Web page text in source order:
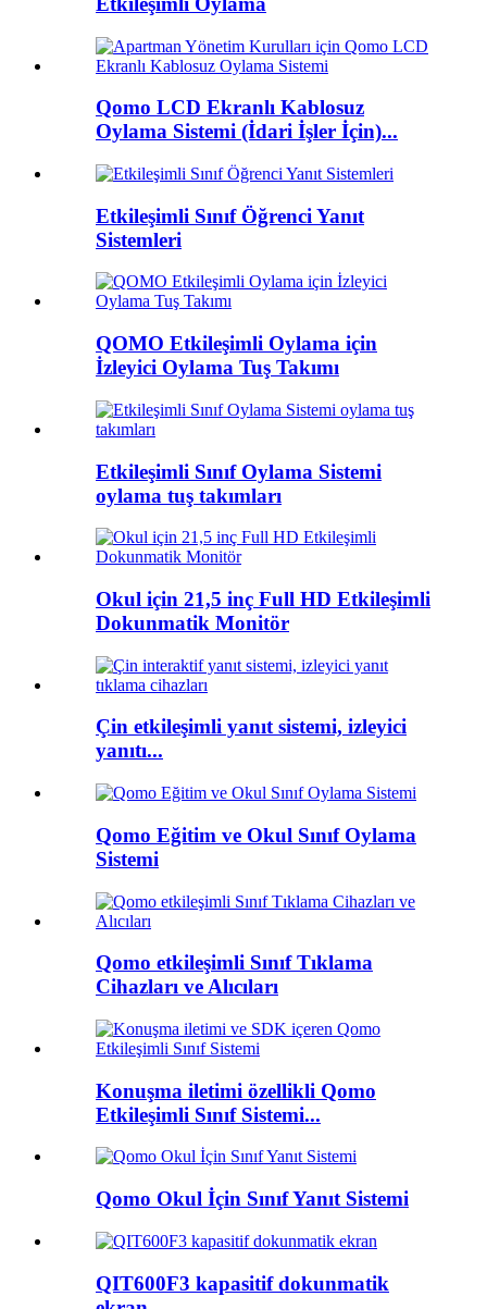
Qomo LCD Ekranlı Kablosuz
Oylama Sistemi (İdari İşler İçin)...
Etkileşimli Sınıf Öğrenci Yanıt
Sistemleri
QOMO Etkileşimli Oylama için
İzleyici Oylama Tuş Takımı
Etkileşimli Sınıf Oylama Sistemi
oylama tuş takımları
Okul için 21,5 inç Full HD Etkileşimli
Dokunmatik Monitör
Çin etkileşimli yanıt sistemi, izleyici
yanıtı...
Qomo Eğitim ve Okul Sınıf Oylama
Sistemi
Qomo etkileşimli Sınıf Tıklama
Cihazları ve Alıcıları
Konuşma iletimi özellikli Qomo
Etkileşimli Sınıf Sistemi...
Qomo Okul İçin Sınıf Yanıt Sistemi
QIT600F3 kapasitif dokunmatik